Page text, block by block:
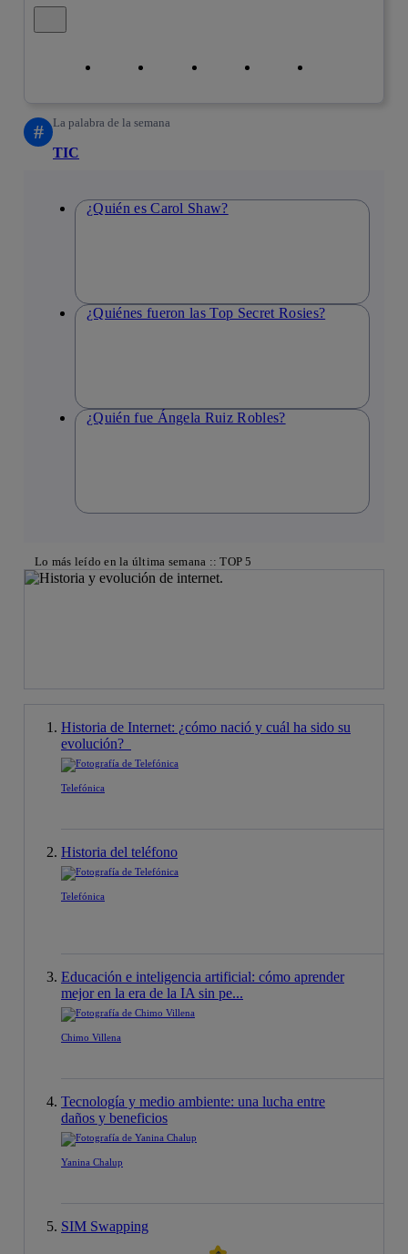
# La palabra de la semana
TIC
¿Quién es Carol Shaw?
¿Quiénes fueron las Top Secret Rosies?
¿Quién fue Ángela Ruiz Robles?
Lo más leído en la última semana :: TOP 5
Historia de Internet: ¿cómo nació y cuál ha sido su
evolución?
Telefónica
Historia del teléfono
Telefónica
Educación e inteligencia artificial: cómo aprender
mejor en la era de la IA sin pe...
Chimo Villena
Tecnología y medio ambiente: una lucha entre
daños y beneficios
Yanina Chalup
SIM Swapping